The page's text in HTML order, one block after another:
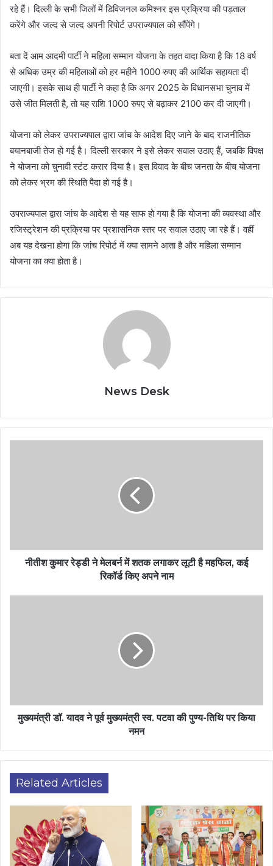
रहे हैं। दिल्ली के सभी जिलों में डिविजनल कमिश्नर इस प्रक्रिया की पड़ताल
करेंगे और जल्द से जल्द अपनी रिपोर्ट उपराज्यपाल को सौंपेंगे।
बता दें आम आदमी पार्टी ने महिला सम्मान योजना के तहत वादा किया है कि 18 वर्ष
से अधिक उम्र की महिलाओं को हर महीने 1000 रुपए की आर्थिक सहायता दी
जाएगी। इसके साथ ही पार्टी ने कहा है कि अगर 2025 के विधानसभा चुनाव में
उसे जीत मिलती है, तो यह राशि 1000 रुपए से बढ़ाकर 2100 कर दी जाएगी।
योजना को लेकर उपराज्यपाल द्वारा जांच के आदेश दिए जाने के बाद राजनीतिक
बयानबाजी तेज हो गई है। दिल्ली सरकार ने इसे लेकर सवाल उठाए हैं, जबकि विपक्ष
ने योजना को चुनावी स्टंट करार दिया है। इस विवाद के बीच जनता के बीच योजना
को लेकर भ्रम की स्थिति पैदा हो गई है।
उपराज्यपाल द्वारा जांच के आदेश से यह साफ हो गया है कि योजना की व्यवस्था और
रजिस्ट्रेशन की प्रक्रिया पर प्रशासनिक स्तर पर सवाल उठाए जा रहे हैं। वहीं
अब यह देखना होगा कि जांच रिपोर्ट में क्या सामने आता है और महिला सम्मान
योजना का क्या होता है।
News Desk
नीतीश कुमार रेड्डी ने मेलबर्न में शतक लगाकर लूटी है महफिल, कई
रिकॉर्ड किए अपने नाम
मुख्यमंत्री डॉ. यादव ने पूर्व मुख्यमंत्री स्व. पटवा की पुण्य-तिथि पर किया
नमन
Related Articles